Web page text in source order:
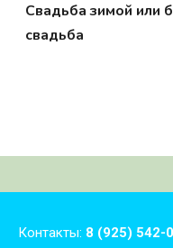
Свадьба зимой или
свадьба
Контакты: 8 (925) 542-